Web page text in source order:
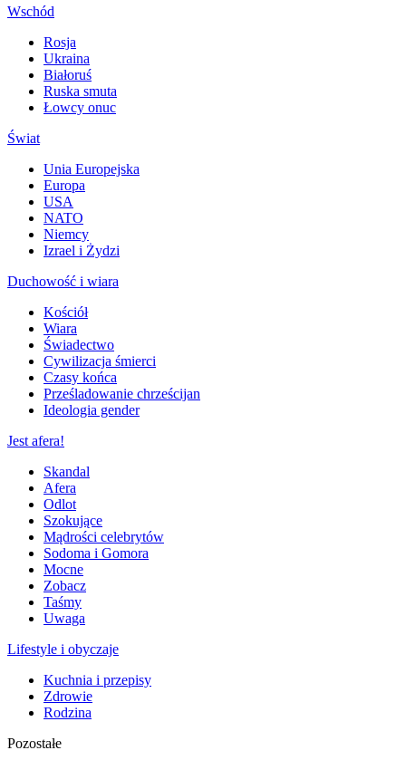
Wschód
Rosja
Ukraina
Białoruś
Ruska smuta
Łowcy onuc
Świat
Unia Europejska
Europa
USA
NATO
Niemcy
Izrael i Żydzi
Duchowość i wiara
Kościół
Wiara
Świadectwo
Cywilizacja śmierci
Czasy końca
Prześladowanie chrześcijan
Ideologia gender
Jest afera!
Skandal
Afera
Odlot
Szokujące
Mądrości celebrytów
Sodoma i Gomora
Mocne
Zobacz
Taśmy
Uwaga
Lifestyle i obyczaje
Kuchnia i przepisy
Zdrowie
Rodzina
Pozostałe